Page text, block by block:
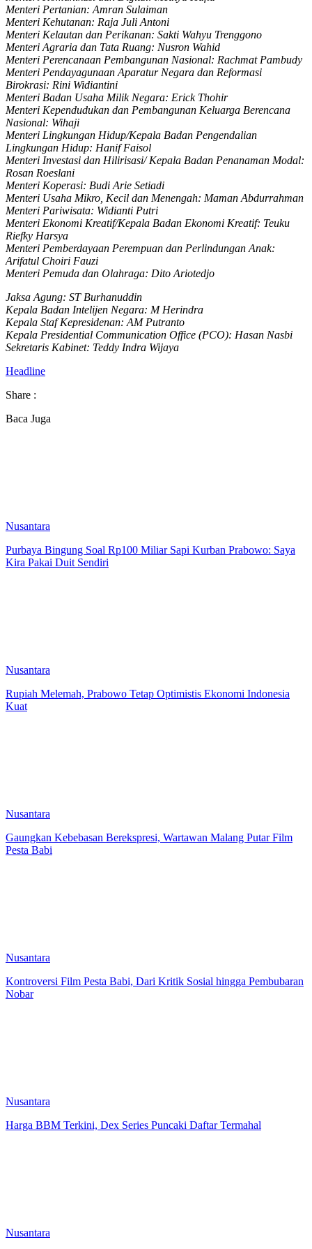
Menteri Pertanian: Amran Sulaiman
Menteri Kehutanan: Raja Juli Antoni
Menteri Kelautan dan Perikanan: Sakti Wahyu Trenggono
Menteri Agraria dan Tata Ruang: Nusron Wahid
Menteri Perencanaan Pembangunan Nasional: Rachmat Pambudy
Menteri Pendayagunaan Aparatur Negara dan Reformasi
Birokrasi: Rini Widiantini
Menteri Badan Usaha Milik Negara: Erick Thohir
Menteri Kependudukan dan Pembangunan Keluarga Berencana
Nasional: Wihaji
Menteri Lingkungan Hidup/Kepala Badan Pengendalian
Lingkungan Hidup: Hanif Faisol
Menteri Investasi dan Hilirisasi/ Kepala Badan Penanaman Modal:
Rosan Roeslani
Menteri Koperasi: Budi Arie Setiadi
Menteri Usaha Mikro, Kecil dan Menengah: Maman Abdurrahman
Menteri Pariwisata: Widianti Putri
Menteri Ekonomi Kreatif/Kepala Badan Ekonomi Kreatif: Teuku
Riefky Harsya
Menteri Pemberdayaan Perempuan dan Perlindungan Anak:
Arifatul Choiri Fauzi
Menteri Pemuda dan Olahraga: Dito Ariotedjo
Jaksa Agung: ST Burhanuddin
Kepala Badan Intelijen Negara: M Herindra
Kepala Staf Kepresidenan: AM Putranto
Kepala Presidential Communication Office (PCO): Hasan Nasbi
Sekretaris Kabinet: Teddy Indra Wijaya
Headline
Share :
Baca Juga
Nusantara
Purbaya Bingung Soal Rp100 Miliar Sapi Kurban Prabowo: Saya
Kira Pakai Duit Sendiri
Nusantara
Rupiah Melemah, Prabowo Tetap Optimistis Ekonomi Indonesia
Kuat
Nusantara
Gaungkan Kebebasan Berekspresi, Wartawan Malang Putar Film
Pesta Babi
Nusantara
Kontroversi Film Pesta Babi, Dari Kritik Sosial hingga Pembubaran
Nobar
Nusantara
Harga BBM Terkini, Dex Series Puncaki Daftar Termahal
Nusantara